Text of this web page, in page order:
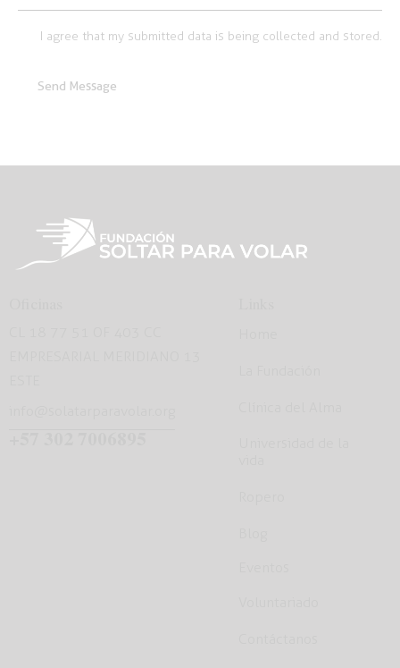
I agree that my submitted data is being collected and stored.
Send Message